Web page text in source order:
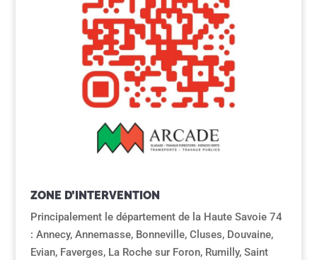
ZONE D’INTERVENTION
Principalement le département de la Haute Savoie 74
: Annecy, Annemasse, Bonneville, Cluses, Douvaine,
Evian, Faverges, La Roche sur Foron, Rumilly, Saint